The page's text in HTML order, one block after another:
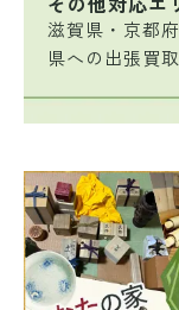
滋賀県・京都
県への出張買